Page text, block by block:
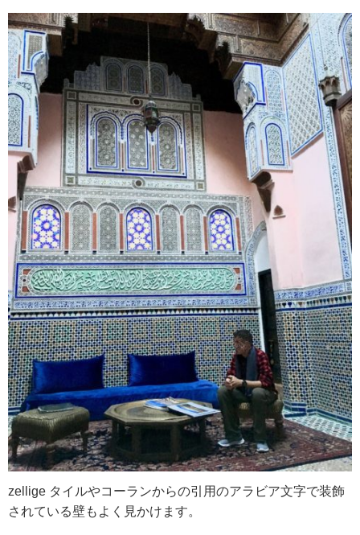
zellige タイルやコーランからの引用のアラビア文字で装飾
されている壁もよく見かけます。